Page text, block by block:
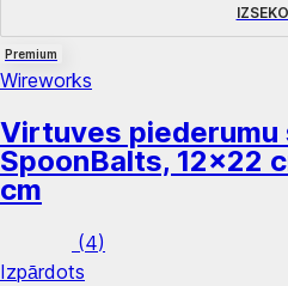
Premium
Wireworks
Virtuves
SpoonBalts, 12x22
cm
(4)
Izpārdots